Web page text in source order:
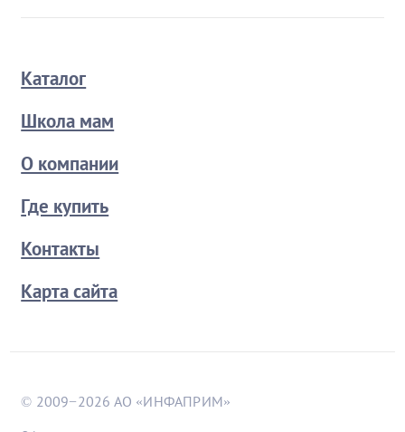
Каталог
Школа мам
О компании
Где купить
Контакты
Карта сайта
© 2009−2026 АО «ИНФАПРИМ»